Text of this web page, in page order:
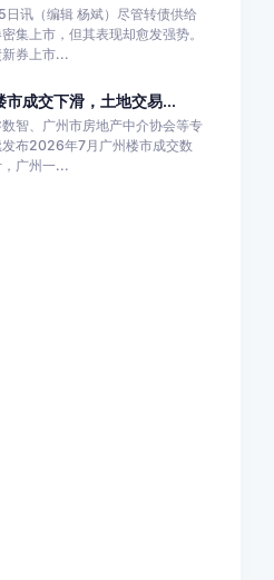
日讯（编辑 杨斌）尽管转债供给
集上市，但其表现却愈发强势。
券上市...
市成交下滑，土地交易...
智、广州市房地产中介协会等专
发布2026年7月广州楼市成交数
广州一...